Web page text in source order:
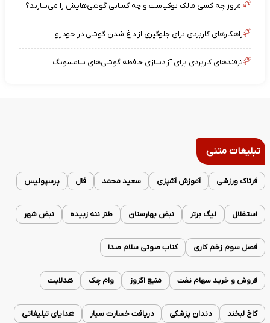
امروز چه کسی مالک نوکیاست و چه کسانی گوشی‌هایش را می‌سازند؟
راهکارهای کاربردی برای جلوگیری از داغ شدن گوشی در خودرو
ترفندهای کاربردی برای آزادسازی حافظه گوشی‌های سامسونگ
تبلیغات متنی
فرتاک ورزشی آموزش آشپزی سعید محمد فال پرسپولیس
استقلال لیگ برتر نبض بهارستان طنز ننه زبیده نبض شهر
فصل سوم زخم کاری کتاب صوتی سلام صدا
فروش و خرید سهام نفت منبع اگزوز وام چک هدلایت
کاخ لبخند دندان پزشکی دریافت خسارت سیار هدایای تبلیغاتی